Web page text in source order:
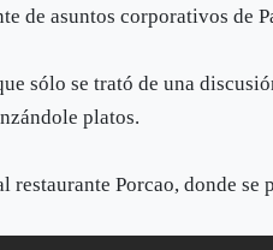
de asuntos corporativos de
sólo se trató de una
platos.
restaurante Porcao, donde se